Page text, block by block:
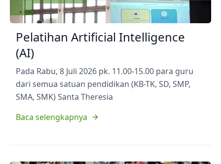
Pelatihan Artificial Intelligence
(AI)
Pada Rabu, 8 Juli 2026 pk. 11.00-15.00 para guru
dari semua satuan pendidikan (KB-TK, SD, SMP,
SMA, SMK) Santa Theresia
Baca selengkapnya